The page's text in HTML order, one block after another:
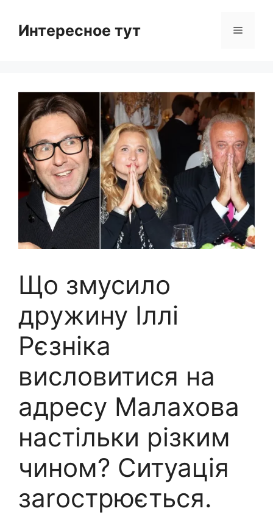
contentИнтересное тут Menu
Що змусило
дружину Іллі
Рєзніка
висловитися на
адресу Малахова
настільки різким
чином? Ситуація
заrострюється.